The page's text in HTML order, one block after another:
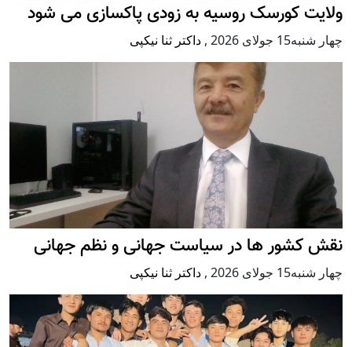
ولایت کورسک روسیه به زودی پاکسازی می شود
چهار شنبه15 جولای 2026 , داکتر ثنا نیکپی
نقش کشور ها در سیاست جهانی و نظم جهانی
چهار شنبه15 جولای 2026 , داکتر ثنا نیکپی